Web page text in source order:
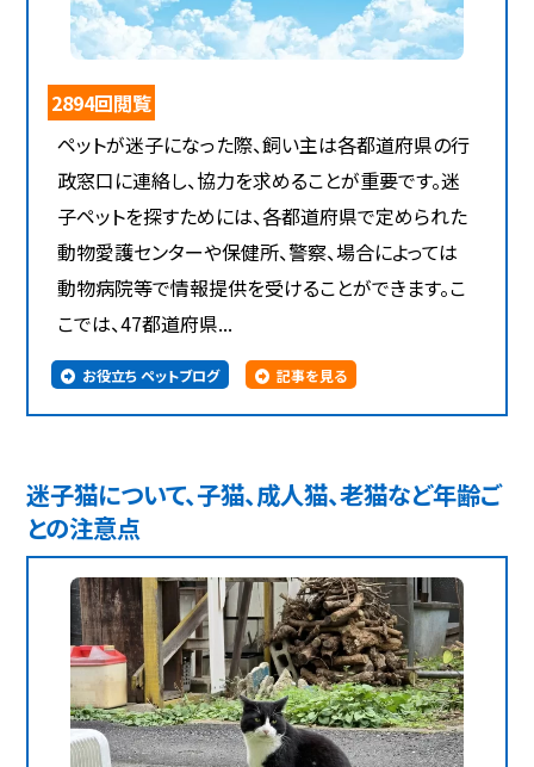
2894回閲覧
ペットが迷子になった際、飼い主は各都道府県の行
政窓口に連絡し、協力を求めることが重要です。迷
子ペットを探すためには、各都道府県で定められた
動物愛護センターや保健所、警察、場合によっては
動物病院等で情報提供を受けることができます。こ
こでは、47都道府県...
お役立ち ペットブログ 記事を見る
迷子猫について、子猫、成人猫、老猫など年齢ご
との注意点